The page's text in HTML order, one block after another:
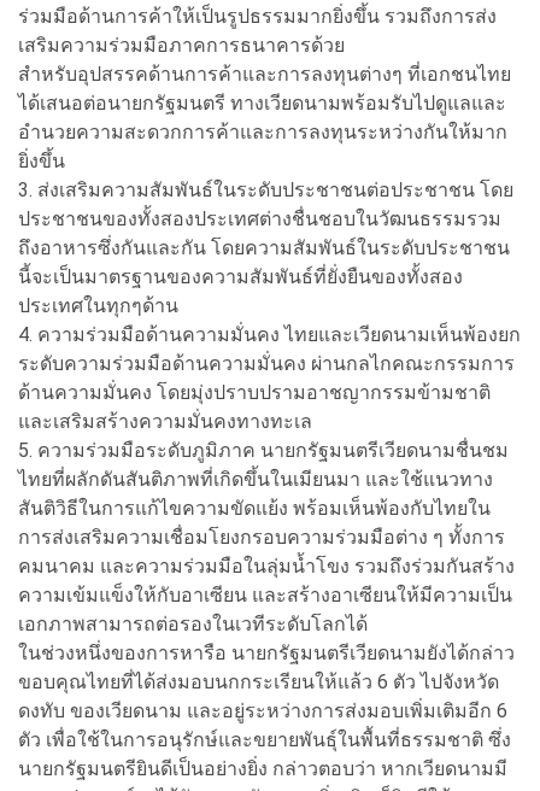
ร่วมมือด้านการค้าให้เป็นรูปธรรมมากยิ่งขึ้น รวมถึงการส่ง
เสริมความร่วมมือภาคการธนาคารด้วย
สำหรับอุปสรรคด้านการค้าและการลงทุนต่างๆ ที่เอกชนไทย
ได้เสนอต่อนายกรัฐมนตรี ทางเวียดนามพร้อมรับไปดูแลและ
อำนวยความสะดวกการค้าและการลงทุนระหว่างกันให้มาก
ยิ่งขึ้น
3. ส่งเสริมความสัมพันธ์ในระดับประชาชนต่อประชาชน โดย
ประชาชนของทั้งสองประเทศต่างชื่นชอบในวัฒนธรรมรวม
ถึงอาหารซึ่งกันและกัน โดยความสัมพันธ์ในระดับประชาชน
นี้จะเป็นมาตรฐานของความสัมพันธ์ที่ยั่งยืนของทั้งสอง
ประเทศในทุกๆด้าน
4. ความร่วมมือด้านความมั่นคง ไทยและเวียดนามเห็นพ้องยก
ระดับความร่วมมือด้านความมั่นคง ผ่านกลไกคณะกรรมการ
ด้านความมั่นคง โดยมุ่งปราบปรามอาชญากรรมข้ามชาติ
และเสริมสร้างความมั่นคงทางทะเล
5. ความร่วมมือระดับภูมิภาค นายกรัฐมนตรีเวียดนามชื่นชม
ไทยที่ผลักดันสันติภาพที่เกิดขึ้นในเมียนมา และใช้แนวทาง
สันติวิธีในการแก้ไขความขัดแย้ง พร้อมเห็นพ้องกับไทยใน
การส่งเสริมความเชื่อมโยงกรอบความร่วมมือต่าง ๆ ทั้งการ
คมนาคม และความร่วมมือในลุ่มน้ำโขง รวมถึงร่วมกันสร้าง
ความเข้มแข็งให้กับอาเซียน และสร้างอาเซียนให้มีความเป็น
เอกภาพสามารถต่อรองในเวทีระดับโลกได้
ในช่วงหนึ่งของการหารือ นายกรัฐมนตรีเวียดนามยังได้กล่าว
ขอบคุณไทยที่ได้ส่งมอบนกกระเรียนให้แล้ว 6 ตัว ไปจังหวัด
ดงทับ ของเวียดนาม และอยู่ระหว่างการส่งมอบเพิ่มเติมอีก 6
ตัว เพื่อใช้ในการอนุรักษ์และขยายพันธุ์ในพื้นที่ธรรมชาติ ซึ่ง
นายกรัฐมนตรียินดีเป็นอย่างยิ่ง กล่าวตอบว่า หากเวียดนามมี